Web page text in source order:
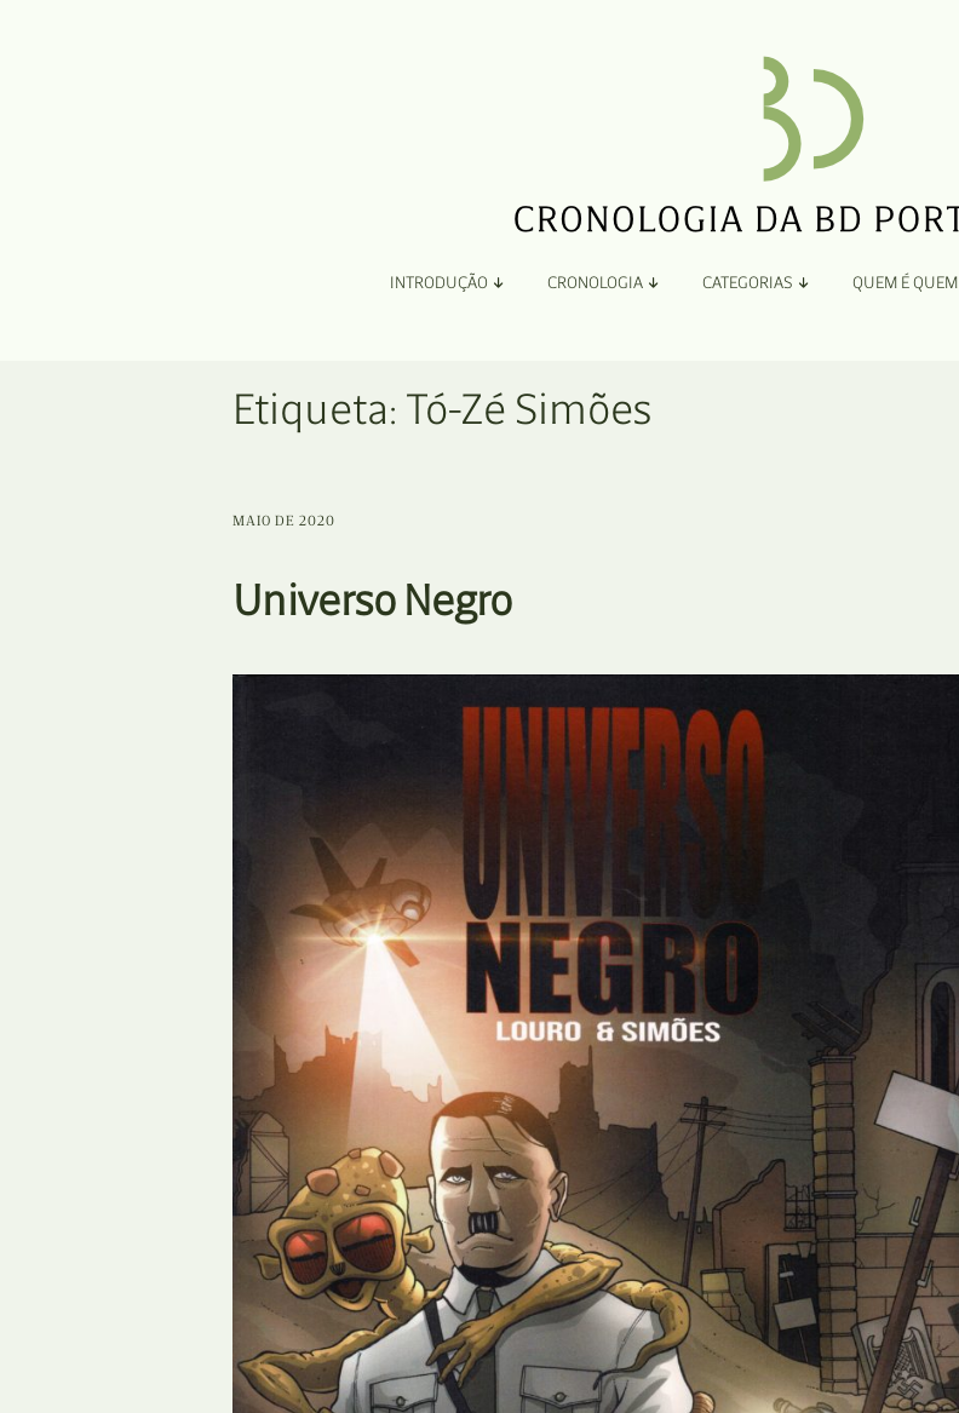
INTRODUÇÃO
Organização
CRONOLOGIA CATEGORIAS
Curtas
Exposições e Eventos
Fanzines
Festivais e Salões
Formação
Internacional
Estudos
Óbitos
Para BD
Publicação Original
QUEM É QUEM
Etiqueta: Tó-Zé Simões
MAIO DE 2020
Universo Negro